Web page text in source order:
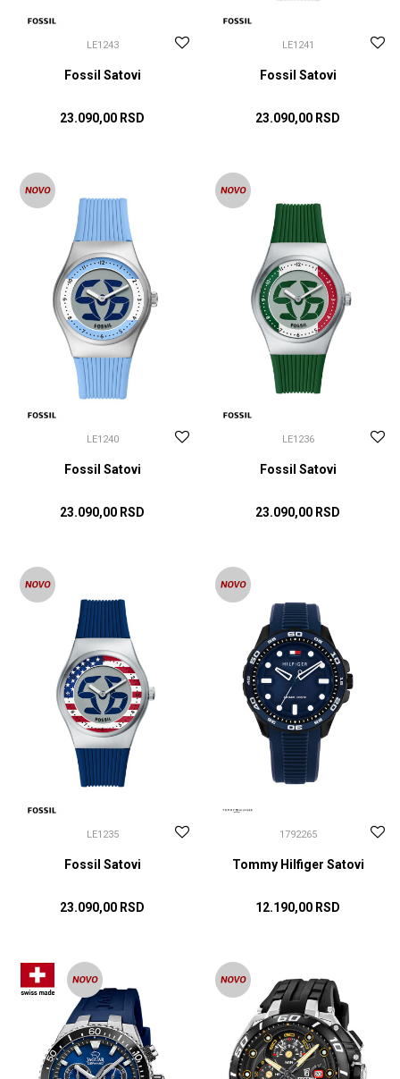
LE1243
Fossil Satovi
23.090,00 RSD
LE1241
Fossil Satovi
23.090,00 RSD
LE1240
Fossil Satovi
23.090,00 RSD
LE1236
Fossil Satovi
23.090,00 RSD
LE1235
Fossil Satovi
23.090,00 RSD
DODAJ U KORPU
1792265
Tommy Hilfiger Satovi
12.190,00 RSD